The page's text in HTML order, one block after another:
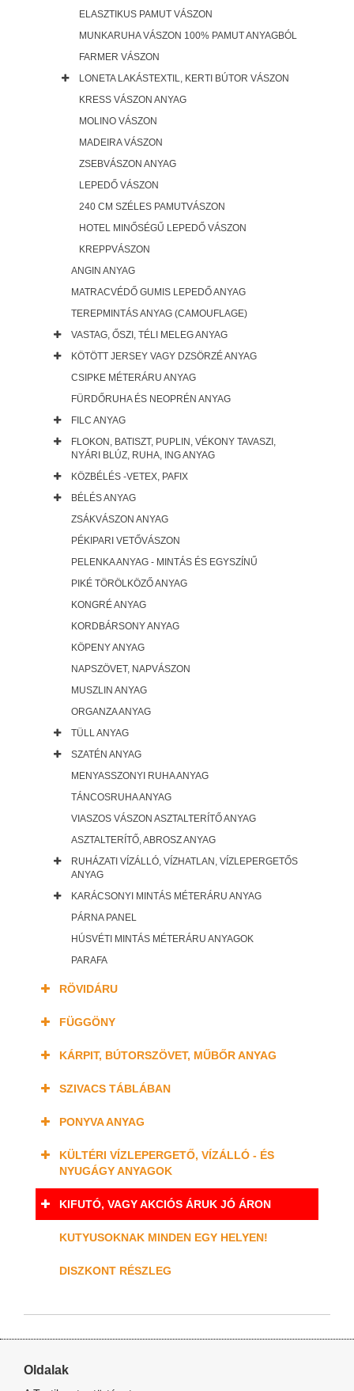
ELASZTIKUS PAMUT VÁSZON
MUNKARUHA VÁSZON 100% PAMUT ANYAGBÓL
FARMER VÁSZON
LONETA LAKÁSTEXTIL, KERTI BÚTOR VÁSZON
KRESS VÁSZON ANYAG
MOLINO VÁSZON
MADEIRA VÁSZON
ZSEBVÁSZON ANYAG
LEPEDŐ VÁSZON
240 CM SZÉLES PAMUTVÁSZON
HOTEL MINŐSÉGŰ LEPEDŐ VÁSZON
KREPPVÁSZON
ANGIN ANYAG
MATRACVÉDŐ GUMIS LEPEDŐ ANYAG
TEREPMINTÁS ANYAG (CAMOUFLAGE)
VASTAG, ŐSZI, TÉLI MELEG ANYAG
KÖTÖTT JERSEY VAGY DZSÖRZÉ ANYAG
CSIPKE MÉTERÁRU ANYAG
FÜRDŐRUHA ÉS NEOPRÉN ANYAG
FILC ANYAG
FLOKON, BATISZT, PUPLIN, VÉKONY TAVASZI,
NYÁRI BLÚZ, RUHA, ING ANYAG
KÖZBÉLÉS -VETEX, PAFIX
BÉLÉS ANYAG
ZSÁKVÁSZON ANYAG
PÉKIPARI VETŐVÁSZON
PELENKA ANYAG - MINTÁS ÉS EGYSZÍNŰ
PIKÉ TÖRÖLKÖZŐ ANYAG
KONGRÉ ANYAG
KORDBÁRSONY ANYAG
KÖPENY ANYAG
NAPSZÖVET, NAPVÁSZON
MUSZLIN ANYAG
ORGANZA ANYAG
TÜLL ANYAG
SZATÉN ANYAG
MENYASSZONYI RUHA ANYAG
TÁNCOSRUHA ANYAG
VIASZOS VÁSZON ASZTALTERÍTŐ ANYAG
ASZTALTERÍTŐ, ABROSZ ANYAG
RUHÁZATI VÍZÁLLÓ, VÍZHATLAN, VÍZLEPERGETŐS
ANYAG
KARÁCSONYI MINTÁS MÉTERÁRU ANYAG
PÁRNA PANEL
HÚSVÉTI MINTÁS MÉTERÁRU ANYAGOK
PARAFA
RÖVIDÁRU
FÜGGÖNY
KÁRPIT, BÚTORSZÖVET, MŰBŐR ANYAG
SZIVACS TÁBLÁBAN
PONYVA ANYAG
KÜLTÉRI VÍZLEPERGETŐ, VÍZÁLLÓ - ÉS
NYUGÁGY ANYAGOK
KIFUTÓ, VAGY AKCIÓS ÁRUK JÓ ÁRON
KUTYUSOKNAK MINDEN EGY HELYEN!
DISZKONT RÉSZLEG
Oldalak